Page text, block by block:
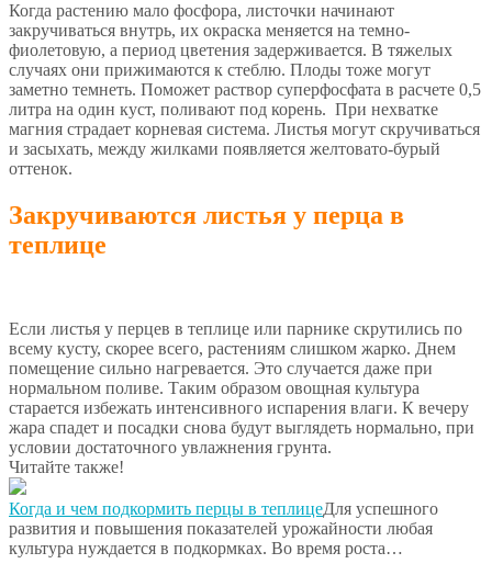
Когда растению мало фосфора, листочки начинают
закручиваться внутрь, их окраска меняется на темно-
фиолетовую, а период цветения задерживается. В тяжелых
случаях они прижимаются к стеблю. Плоды тоже могут
заметно темнеть. Поможет раствор суперфосфата в расчете 0,5
литра на один куст, поливают под корень. При нехватке
магния страдает корневая система. Листья могут скручиваться
и засыхать, между жилками появляется желтовато-бурый
оттенок.
Закручиваются листья у перца в
теплице
Если листья у перцев в теплице или парнике скрутились по
всему кусту, скорее всего, растениям слишком жарко. Днем
помещение сильно нагревается. Это случается даже при
нормальном поливе. Таким образом овощная культура
старается избежать интенсивного испарения влаги. К вечеру
жара спадет и посадки снова будут выглядеть нормально, при
условии достаточного увлажнения грунта.
Читайте также!
Когда и чем подкормить перцы в теплицеДля успешного
развития и повышения показателей урожайности любая
культура нуждается в подкормках. Во время роста…